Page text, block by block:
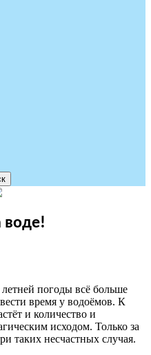
воде!
погоды всё больше
время у водоёмов. К
и количество и
исходом. Только за
таких несчастных случая.